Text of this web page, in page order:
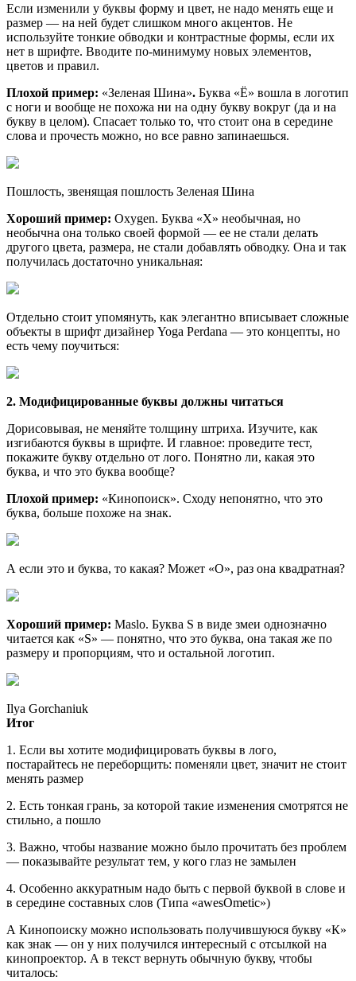
Если изменили у буквы форму и цвет, не надо менять еще и
размер — на ней будет слишком много акцентов. Не
используйте тонкие обводки и контрастные формы, если их
нет в шрифте. Вводите по-минимуму новых элементов,
цветов и правил.
Плохой пример: «Зеленая Шина». Буква «Ё» вошла в логотип
с ноги и вообще не похожа ни на одну букву вокруг (да и на
букву в целом). Спасает только то, что стоит она в середине
слова и прочесть можно, но все равно запинаешься.
Пошлость, звенящая пошлость Зеленая Шина
Хороший пример: Oxygen. Буква «X» необычная, но
необычна она только своей формой — ее не стали делать
другого цвета, размера, не стали добавлять обводку. Она и так
получилась достаточно уникальная:
Отдельно стоит упомянуть, как элегантно вписывает сложные
объекты в шрифт дизайнер Yoga Perdana — это концепты, но
есть чему поучиться:
2. Модифицированные буквы должны читаться
Дорисовывая, не меняйте толщину штриха. Изучите, как
изгибаются буквы в шрифте. И главное: проведите тест,
покажите букву отдельно от лого. Понятно ли, какая это
буква, и что это буква вообще?
Плохой пример: «Кинопоиск». Сходу непонятно, что это
буква, больше похоже на знак.
А если это и буква, то какая? Может «О», раз она квадратная?
Хороший пример: Maslo. Буква S в виде змеи однозначно
читается как «S» — понятно, что это буква, она такая же по
размеру и пропорциям, что и остальной логотип.
Ilya Gorchaniuk
Итог
1. Если вы хотите модифицировать буквы в лого,
постарайтесь не переборщить: поменяли цвет, значит не стоит
менять размер
2. Есть тонкая грань, за которой такие изменения смотрятся не
стильно, а пошло
3. Важно, чтобы название можно было прочитать без проблем
— показывайте результат тем, у кого глаз не замылен
4. Особенно аккуратным надо быть с первой буквой в слове и
в середине составных слов (Типа «awesOmetic»)
А Кинопоиску можно использовать получившуюся букву «К»
как знак — он у них получился интересный с отсылкой на
кинопроектор. А в текст вернуть обычную букву, чтобы
читалось: